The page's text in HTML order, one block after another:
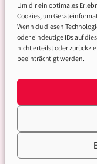
Um dir ein optimales
Cookies, um
Wenn du diesen
oder eindeutige IDs auf
nicht erteilst oder
beeinträchtigt werden.